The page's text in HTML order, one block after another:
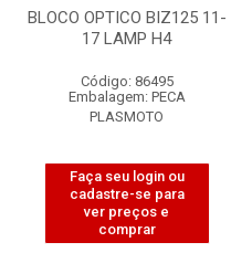
BLOCO OPTICO BIZ125 11-
17 LAMP H4
Código: 86495
Embalagem: PECA
PLASMOTO
Faça seu login ou
cadastre-se para
ver preços e
comprar